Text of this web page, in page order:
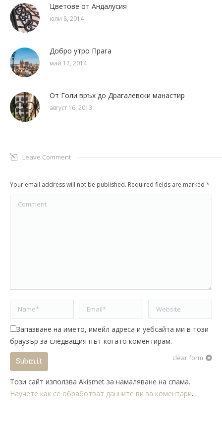
Цветове от Андалусия
юли 8, 2014
Добро утро Прага
май 17, 2014
От Голи връх до Драгалевски манастир
август 16, 2013
Leave Comment
Your email address will not be published. Required fields are marked *
Comment
Name * Email * Website
Запазване на името, имейл адреса и уебсайта ми в този
браузър за следващия път когато коментирам.
clear form
Submit
Този сайт използва Akismet за намаляване на спама.
Научете как се обработват данните ви за коментари.